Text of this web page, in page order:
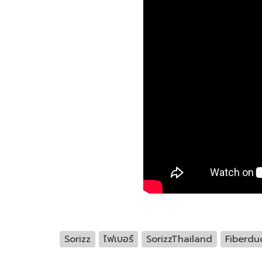
Sorizz ไฟเบอร์ SorizzThailand